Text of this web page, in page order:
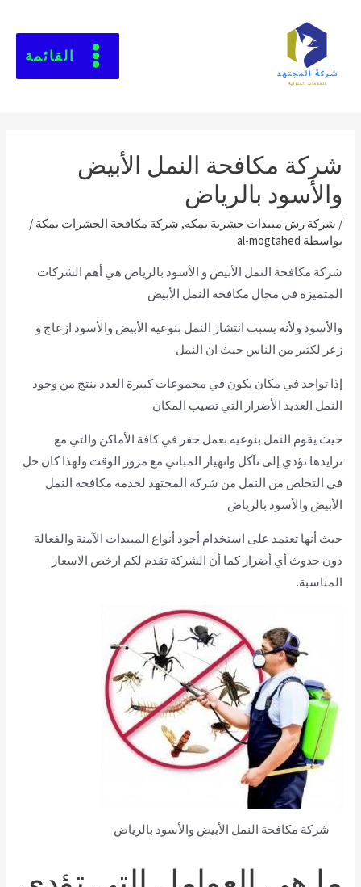
القائمة
شركة مكافحة النمل الأبيض
والأسود بالرياض
/ شركة رش مبيدات حشرية بمكه, شركة مكافحة الحشرات بمكة /
بواسطة al-mogtahed
شركة مكافحة النمل الأبيض و الأسود بالرياض هي أهم الشركات
المتميزة في مجال مكافحة النمل الأبيض
والأسود ولأنه يسبب انتشار النمل بنوعيه الأبيض والأسود ازعاج و
زعر لكثير من الناس حيث ان النمل
إذا تواجد في مكان يكون في مجموعات كبيرة العدد ينتج من وجود
النمل العديد الأضرار التي تصيب المكان
حيث يقوم النمل بنوعيه بعمل حفر في كافة الأماكن والتي مع
تزايدها تؤدي إلى تآكل وانهيار المباني مع مرور الوقت ولهذا كان حل
في التخلص من النمل من شركة المجتهد لخدمة مكافحة النمل
الأبيض والأسود بالرياض
حيث أنها تعتمد على استخدام أجود أنواع المبيدات الآمنة والفعالة
دون حدوث أي أضرار كما أن الشركة تقدم لكم ارخص الاسعار
المناسبة.
شركة مكافحة النمل الأبيض والأسود بالرياض